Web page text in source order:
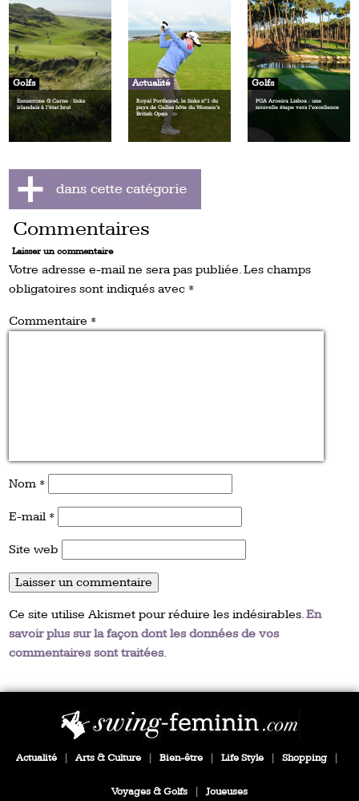
Golfs
Enniscrone & Carne : links
irlandais à l’état brut
Actualité
Royal Porthcawl, le links n°1 du
pays de Galles hôte du Women’s
British Open
Golfs
PGA Aroeira Lisboa : une
nouvelle étape vers l’excellence
Commentaires
Laisser un commentaire
Votre adresse e-mail ne sera pas publiée.Les champs
obligatoires sont indiqués avec *
Commentaire *
Nom *
E-mail *
Site web
Ce site utilise Akismet pour réduire les indésirables.En
savoir plus sur la façon dont les données de vos
commentaires sont traitées.
Actualité | Arts & Culture | Bien-être | Life Style | Shopping |
Voyages & Golfs | Joueuses